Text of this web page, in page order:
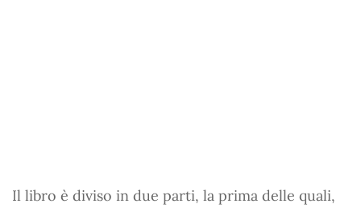
Il libro è diviso in due parti, la prima delle quali,